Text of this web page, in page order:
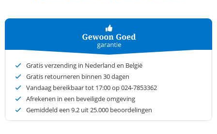
Gratis verzending in Nederland en België
Gratis retourneren binnen 30 dagen
Vandaag bereikbaar tot 17:00 op 024-7853362
Afrekenen in een beveiligde omgeving
Gemiddeld een 9.2 uit 25.000 beoordelingen